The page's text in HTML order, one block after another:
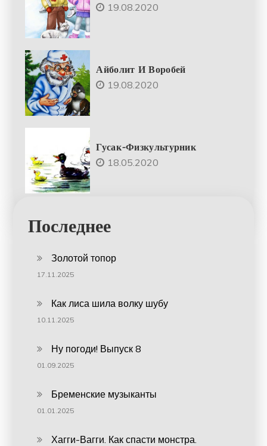
19.08.2020
Айболит И Воробей
19.08.2020
Гусак-Физкультурник
18.05.2020
Последнее
Золотой топор
17.11.2025
Как лиса шила волку шубу
10.11.2025
Ну погоди! Выпуск 8
01.09.2025
Бременские музыканты
01.01.2025
Хагги-Вагги. Как спасти монстра.